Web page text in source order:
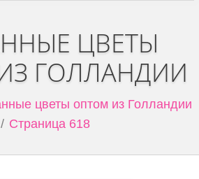
ЦВЕТЫ
ГОЛЛАНДИИ
цветы оптом из Голландии
Страница 618